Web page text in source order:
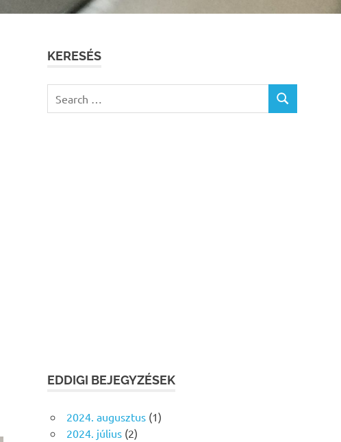
KERESÉS
for:
SEARCH
EDDIGI BEJEGYZÉSEK
2024. augusztus (1)
2024. július (2)